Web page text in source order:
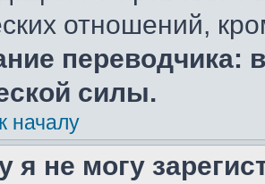
отношений,
переводчика:
силы.
началу
я не могу